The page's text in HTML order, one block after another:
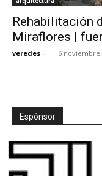
Rehabilitación
Miraflores |
veredes - 6 noviembre,
Espónsor